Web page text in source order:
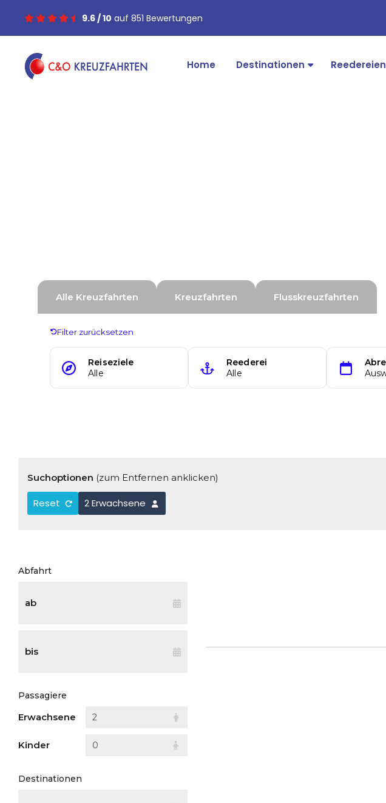
9.6 / 10 auf 851 Bewertungen
Home Destinationen Reedereien
Suchoptionen (zum Entfernen anklicken)
Reset 2 Erwachsene
Abfahrt
ab
bis
Passagiere
Erwachsene 2
Kinder 0
Destinationen